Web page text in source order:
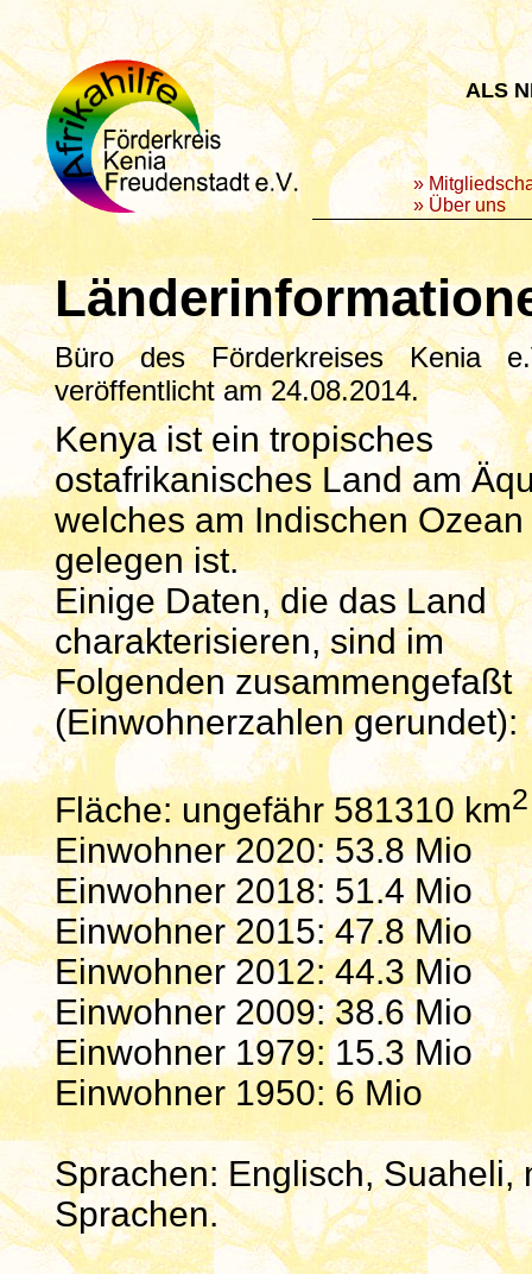
ALS
»
»Über uns
Büro des Förderkreises Kenia
veröffentlicht am 24.08.2014.
Kenya ist ein tropisches
ostafrikanisches Land am
welches am Indischen Ozean
gelegen ist.
Einige Daten, die das Land
charakterisieren, sind im
Folgenden zusammengefaßt
(Einwohnerzahlen gerundet):
Fläche: ungefähr 581310 km2
Einwohner 2020: 53.8 Mio
Einwohner 2018: 51.4 Mio
Einwohner 2015: 47.8 Mio
Einwohner 2012: 44.3 Mio
Einwohner 2009: 38.6 Mio
Einwohner 1979: 15.3 Mio
Einwohner 1950: 6 Mio
Sprachen: Englisch,
Sprachen.